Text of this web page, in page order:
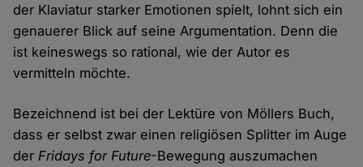
der Klaviatur starker Emotionen spielt, lohnt sich ein
genauerer Blick auf seine Argumentation. Denn die
ist keineswegs so rational, wie der Autor es
vermitteln möchte.
Bezeichnend ist bei der Lektüre von Möllers Buch,
dass er selbst zwar einen religiösen Splitter im Auge
der Fridays for Future-Bewegung auszumachen